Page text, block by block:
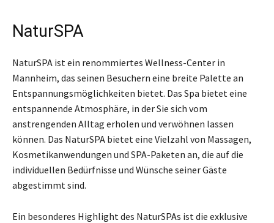
NaturSPA
NaturSPA ist ein renommiertes Wellness-Center in
Mannheim, das seinen Besuchern eine breite Palette an
Entspannungsmöglichkeiten bietet. Das Spa bietet eine
entspannende Atmosphäre, in der Sie sich vom
anstrengenden Alltag erholen und verwöhnen lassen
können. Das NaturSPA bietet eine Vielzahl von Massagen,
Kosmetikanwendungen und SPA-Paketen an, die auf die
individuellen Bedürfnisse und Wünsche seiner Gäste
abgestimmt sind.
Ein besonderes Highlight des NaturSPAs ist die exklusive